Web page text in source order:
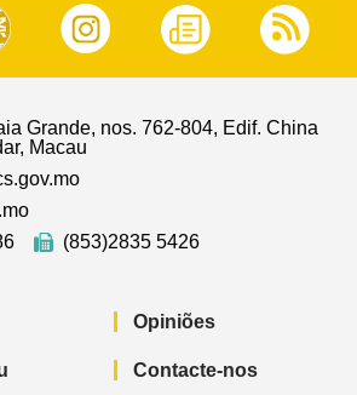
Grande, nos. 762-804, Edif. China
Macau
(853)2835 5426
Opiniões
Contacte-nos